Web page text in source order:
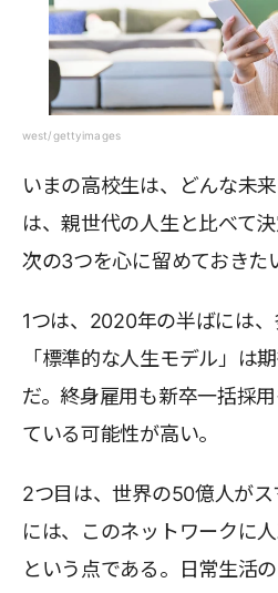
west/gettyimages
いまの高校生は、どんな未
は、親世代の人生と比べて決
次の3つを心に留めておきた
1つは、2020年の半ばには
「標準的な人生モデル」は
だ。終身雇用も新卒一括採
ている可能性が高い。
2つ目は、世界の50億人が
には、このネットワークに
という点である。日常生活